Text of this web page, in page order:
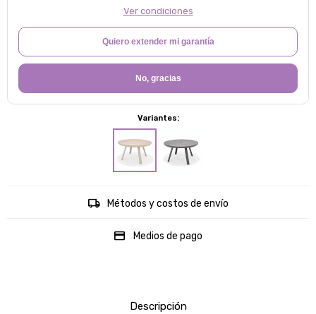
Ver condiciones
Quiero extender mi garantía
No, gracias
Variantes:
Métodos y costos de envío
Medios de pago
Descripción